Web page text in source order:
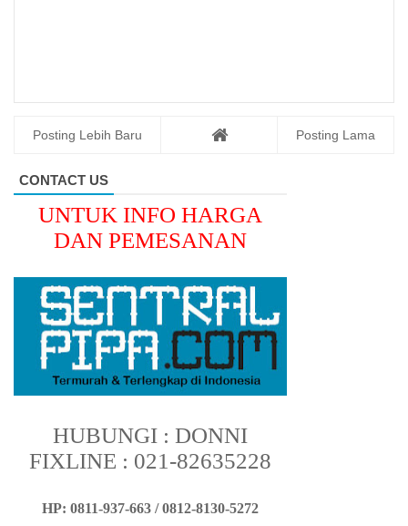
Posting Lebih Baru Posting Lama
CONTACT US
UNTUK INFO HARGA
DAN PEMESANAN
HUBUNGI : DONNI
FIXLINE : 021-82635228
HP: 0811-937-663 / 0812-8130-5272